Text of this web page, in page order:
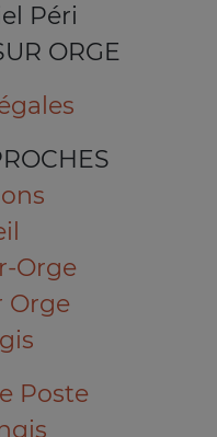
Péri
ORGE
Orge
Orge
Poste